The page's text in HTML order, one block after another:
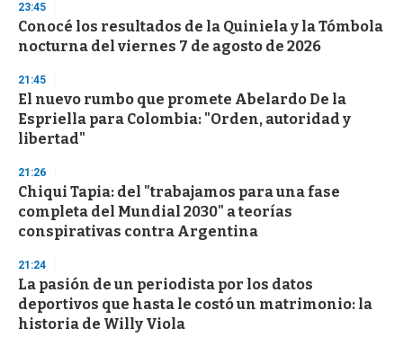
23:45
Conocé los resultados de la Quiniela y la Tómbola
nocturna del viernes 7 de agosto de 2026
21:45
El nuevo rumbo que promete Abelardo De la
Espriella para Colombia: "Orden, autoridad y
libertad"
21:26
Chiqui Tapia: del "trabajamos para una fase
completa del Mundial 2030" a teorías
conspirativas contra Argentina
21:24
La pasión de un periodista por los datos
deportivos que hasta le costó un matrimonio: la
historia de Willy Viola